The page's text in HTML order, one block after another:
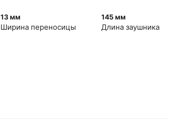
13 мм
Ширина переносицы
145 мм
Длина заушника